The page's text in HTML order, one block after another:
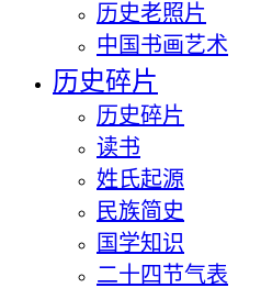
历史老照片
中国书画艺术
历史碎片
历史碎片
读书
姓氏起源
民族简史
国学知识
二十四节气表